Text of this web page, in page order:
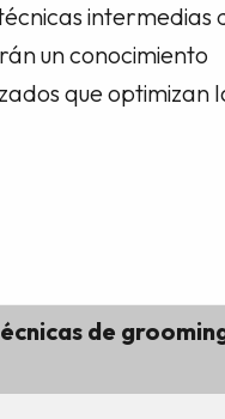
intermedias
un conocimiento
que optimizan
de